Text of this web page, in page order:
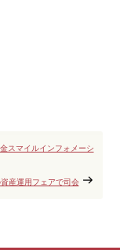
スマイルインフォメーシ
産運用フェアで司会